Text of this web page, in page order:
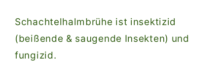
Schachtelhalmbrühe ist insektizid
(beißende & saugende Insekten) und
fungizid.